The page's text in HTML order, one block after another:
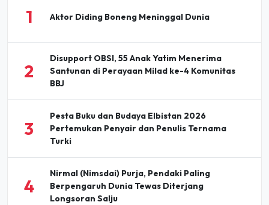
1 Aktor Diding Boneng Meninggal Dunia
2
Disupport OBSI, 55 Anak Yatim Menerima
Santunan di Perayaan Milad ke-4 Komunitas
BBJ
3
Pesta Buku dan Budaya Elbistan 2026
Pertemukan Penyair dan Penulis Ternama
Turki
4
Nirmal (Nimsdai) Purja, Pendaki Paling
Berpengaruh Dunia Tewas Diterjang
Longsoran Salju